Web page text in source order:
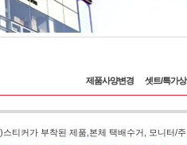
제품사양변경 셋트/특가
스티커가 부착된 제품,본체 택배수거, 모니터/